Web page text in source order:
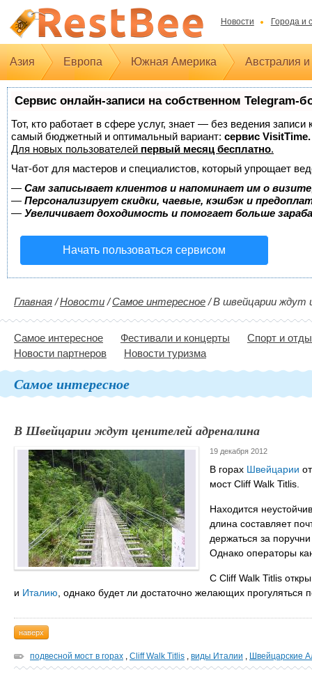
Новости Города и
Азия Европа Южная Америка Австралия
Сервис онлайн-записи на собственном Telegram-
Тот, кто работает в сфере услуг, знает — без ведения
самый бюджетный и оптимальный вариант: сервис VisitTime.
Для новых пользователей первый месяц бесплатно.
Чат-бот для мастеров и специалистов, который упрощает
— Сам записывает клиентов и напоминает им о
— Персонализирует скидки, чаевые, кэшбэк и
— Увеличивает доходимость и помогает больше
Начать пользоваться сервисом
Главная /Новости /Самое интересное /В швейцарии ждут
Самое интересное Фестивали и концерты
Спорт и
Новости партнеров
Новости туризма
Самое интересное
В Швейцарии ждут ценителей адреналина
19 декабря 2012
В горах Швейцарии
мост Cliff Walk Titlis.
Находится
длина составляет
держаться за
Однако операторы
С Cliff Walk Titlis
и Италию , однако будет ли достаточно желающих прогуляться
наверх
подвесной мост в горах , Cliff Walk Titlis , виды Италии , Швейцарские